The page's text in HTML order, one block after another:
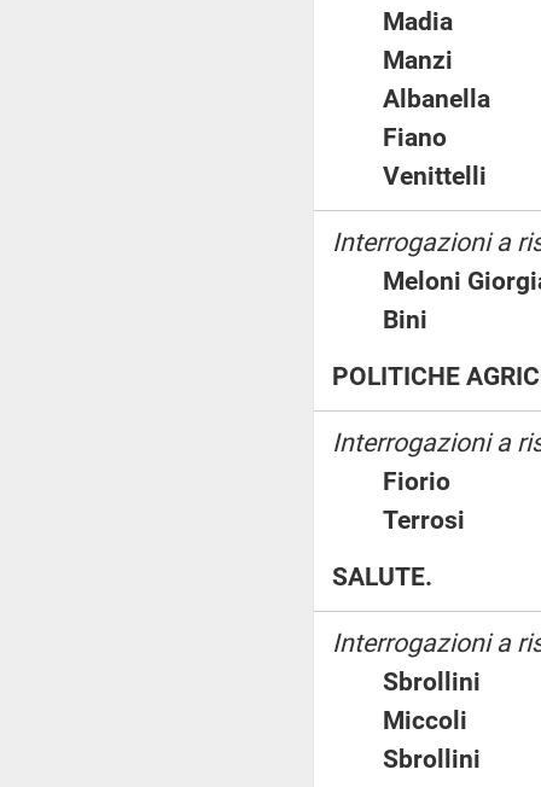
Madia
Manzi
Albanella
Fiano
Venittelli
Interrogazioni a
Meloni
Bini
POLITICHE
Interrogazioni a
Fiorio
Terrosi
SALUTE.
Interrogazioni a
Sbrollini
Miccoli
Sbrollini